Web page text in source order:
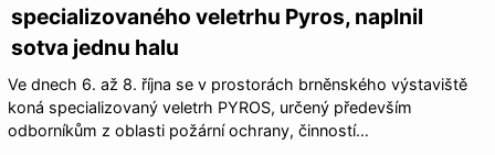
specializovaného veletrhu Pyros, naplnil
sotva jednu halu
Ve dnech 6. až 8. října se v prostorách brněnského výstaviště
koná specializovaný veletrh PYROS, určený především
odborníkům z oblasti požární ochrany, činností…